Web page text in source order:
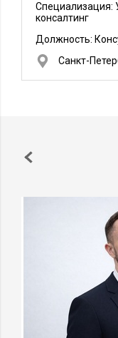
Специализация:
консалтинг
Должность:
Санкт-